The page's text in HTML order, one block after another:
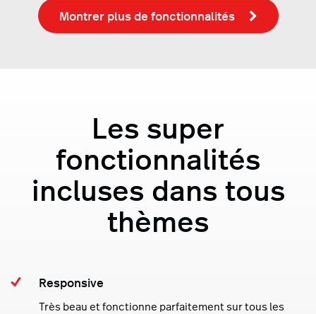
Montrer plus de fonctionnalités
Les super
fonctionnalités
incluses dans tous
thèmes
Responsive
Très beau et fonctionne parfaitement sur tous les